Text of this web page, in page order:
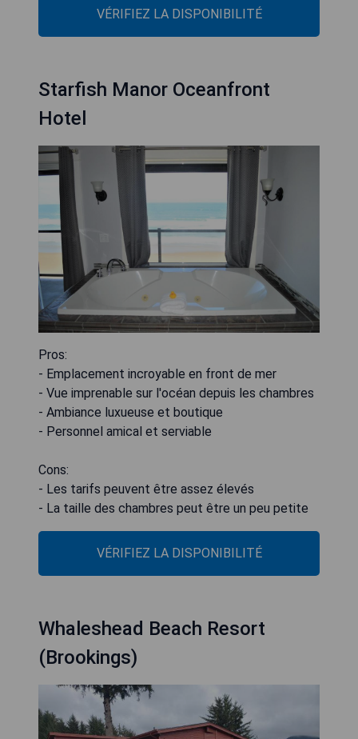
VÉRIFIEZ LA DISPONIBILITÉ
Starfish Manor Oceanfront
Hotel
Pros:
- Emplacement incroyable en front de mer
- Vue imprenable sur l'océan depuis les chambres
- Ambiance luxueuse et boutique
- Personnel amical et serviable
Cons:
- Les tarifs peuvent être assez élevés
- La taille des chambres peut être un peu petite
VÉRIFIEZ LA DISPONIBILITÉ
Whaleshead Beach Resort
(Brookings)